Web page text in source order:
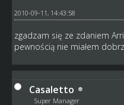
2010-09-11, 14:43:58
zgadzam się ze zdaniem
pewnością nie miałem
Casaletto
Super Manager